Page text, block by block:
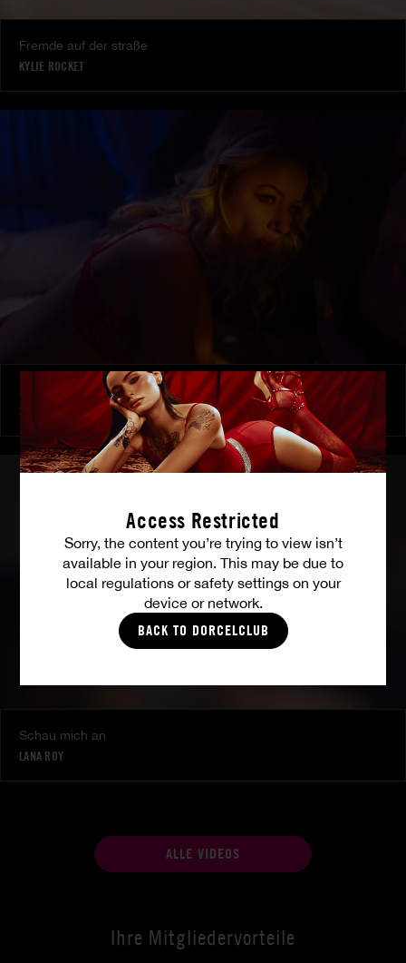
Access Restricted
Sorry, the content you’re trying to view isn’t
available in your region. This may be due to
local regulations or safety settings on your
device or network.
BACK TO DORCELCLUB
Fremde auf der straße
KYLIE ROCKET
Zu ihren Befehlen
SHALINA DEVINE
Schau mich an
LANA ROY
ALLE VIDEOS
Ihre Mitgliedervorteile